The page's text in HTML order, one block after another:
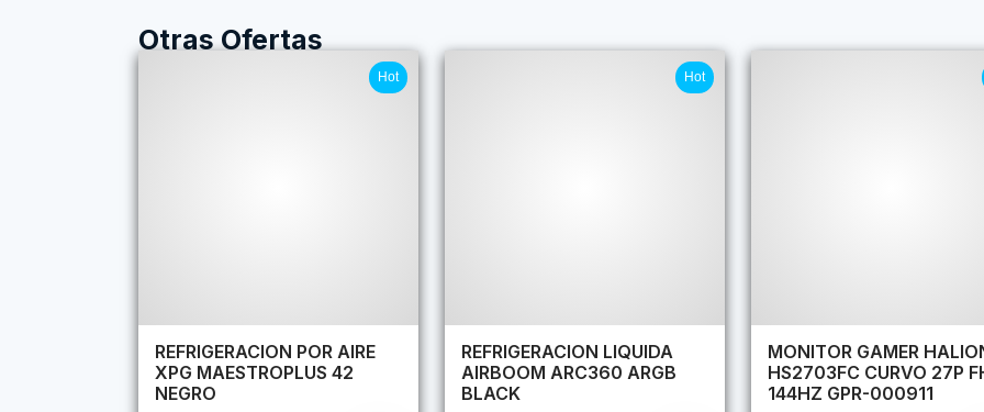
Otras Ofertas
Hot
REFRIGERACION POR AIRE
XPG MAESTROPLUS 42
NEGRO
Hot
REFRIGERACION LIQUIDA
AIRBOOM ARC360 ARGB
BLACK
MONITOR GAMER
HS2703FC CURVO 27P
144HZ GPR-000911